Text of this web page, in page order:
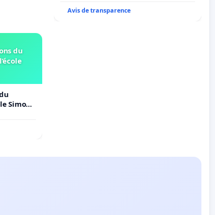
Avis de transparence
du
Simone